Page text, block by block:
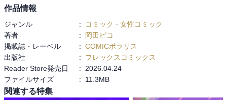
作品情報
ジャンル : コミック - 女性コミック
著者
:
岡田ピコ
掲載誌・レーベル
: COMICポラリス
出版社
:
フレックスコミックス
Reader Store発売日
:
2026.04.24
ファイルサイズ
: 11.3MB
関連する特集